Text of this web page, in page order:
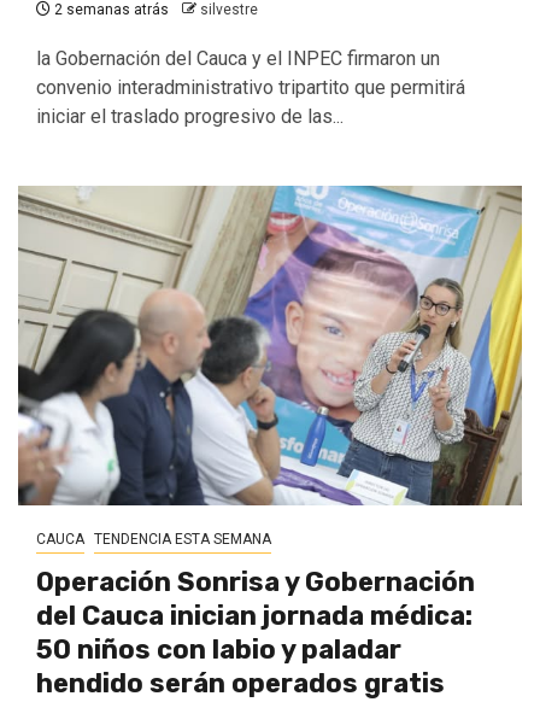
2 semanas atrás silvestre
la Gobernación del Cauca y el INPEC firmaron un
convenio interadministrativo tripartito que permitirá
iniciar el traslado progresivo de las...
CAUCA TENDENCIA ESTA SEMANA
Operación Sonrisa y Gobernación
del Cauca inician jornada médica:
50 niños con labio y paladar
hendido serán operados gratis